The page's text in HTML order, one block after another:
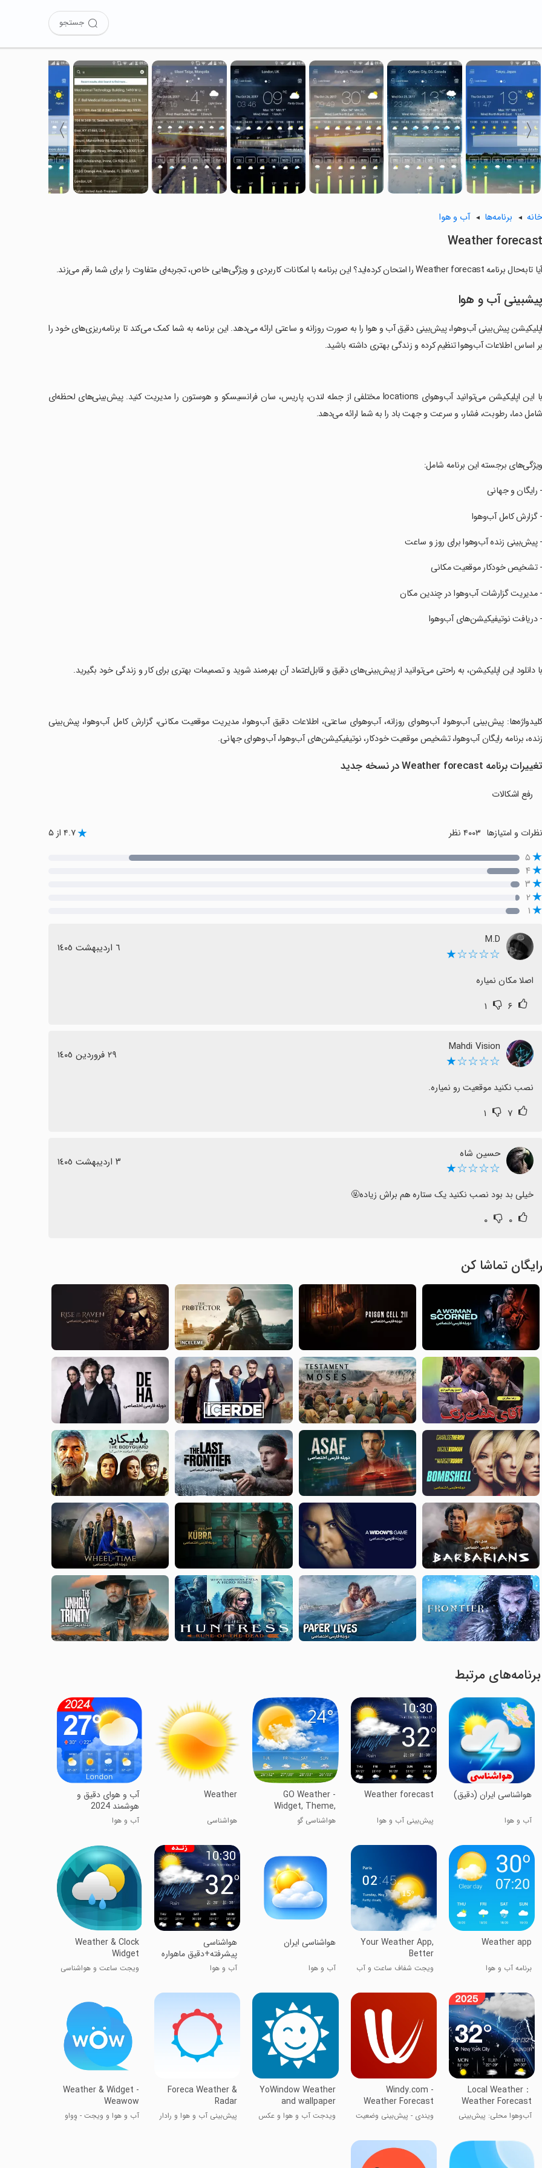
جستجو
〈
〉
خانه برنامه‌ها آب و هوا
Weather forecast
آیا تابه‌حال برنامه Weather forecast را امتحان کرده‌اید؟ این برنامه با امکانات کاربردی و ویژگی‌هایی خاص، تجربه‌ای متفاوت را برای شما رقم می‌زند.
پیشبینی آب و هوا
اپلیکیشن پیش‌بینی آب‌وهوا، پیش‌بینی دقیق آب و هوا را به صورت روزانه و ساعتی ارائه می‌دهد. این برنامه به شما کمک می‌کند تا برنامه‌ریزی‌های خود را
بر اساس اطلاعات آب‌وهوا تنظیم کرده و زندگی بهتری داشته باشید.
‏با این اپلیکیشن می‌توانید آب‌وهوای locations مختلفی از جمله لندن، پاریس، سان فرانسیسکو و هوستون را مدیریت کنید. پیش‌بینی‌های لحظه‌ای
شامل دما، رطوبت، فشار، و سرعت و جهت باد را به شما ارائه می‌دهد.
‏ویژگی‌های برجسته این برنامه شامل:
‏- رایگان و جهانی
‏- گزارش کامل آب‌وهوا
‏- پیش‌بینی زنده آب‌وهوا برای روز و ساعت
‏- تشخیص خودکار موقعیت مکانی
‏- مدیریت گزارشات آب‌وهوا در چندین مکان
‏- دریافت نوتیفیکیشن‌های آب‌وهوا
‏با دانلود این اپلیکیشن، به راحتی می‌توانید از پیش‌بینی‌های دقیق و قابل‌اعتماد آن بهره‌مند شوید و تصمیمات بهتری برای کار و زندگی خود بگیرید.
‏کلیدواژه‌ها: پیش‌بینی آب‌وهوا، آب‌وهوای روزانه، آب‌وهوای ساعتی، اطلاعات دقیق آب‌وهوا، مدیریت موقعیت مکانی، گزارش کامل آب‌وهوا، پیش‌بینی
زنده، برنامه رایگان آب‌وهوا، تشخیص موقعیت خودکار، نوتیفیکیشن‌های آب‌وهوا، آب‌وهوای جهانی.
تغییرات برنامه Weather forecast در نسخه جدید
رفع اشکالات
نظرات و امتیازها ۴.۷ از ۵
۵
۴
۳
۲
۱
M.D
☆☆☆☆★ ٦ اردیبهشت ١٤٠٥
اصلا مکان نمیاره
۶ ۱
Mahdi Vision
☆☆☆☆★ ٢٩ فروردین ١٤٠٥
نصب نکنید موقعیت رو نمیاره.
۷ ۱
حسین شاه
☆☆☆☆★ ٣ اردیبهشت ١٤٠٥
خیلی بد بود نصب نکنید یک ستاره هم براش زیاده🤬
۰ ۰
رایگان تماشا کن
برنامه‌های مرتبط
هواشناسی ایران (دقیق)
آب و هوا
Weather forecast
پیش‌بینی آب و هوا
GO Weather -
Widget, Theme,
Wallpaper, Efficient
هوا‌شناسی گو
Weather
هوا‌شناسی
آب و هوای دقیق و
هوشمند 2024
آب و هوا
Weather app
برنامه آب و هوا
Your Weather App,
Better
ویجت شفاف ساعت و آب
‏هواشناسی ایران
آب و هوا
هواشناسی
پیشرفته+دقیق ماهواره
ای
آب و هوا
Weather & Clock
Widget
ویجت ساعت و هوا‌شناسی
Local Weather：
Weather Forecast
آب‌وهوا محلی: پیش‌بینی
Windy.com -
Weather Forecast
ویندی - پیش‌بینی وضعیت
YoWindow Weather
and wallpaper
ویدجت آب و هوا و عکس
Foreca Weather &
Radar
پیش‌بینی آب و هوا و رادار
Weather & Widget -
Weawow
آب و هوا و ویجت - وِواو